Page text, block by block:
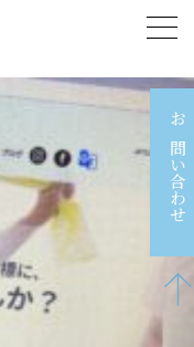
お問い合わせ